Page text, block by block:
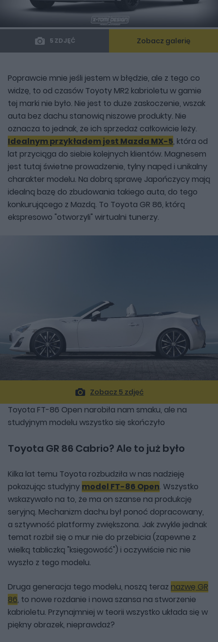
5 ZDJĘĆ Zobacz galerię
Poprawcie mnie jeśli jestem w błędzie, ale z tego co
widzę, to od czasów Toyoty MR2 kabrioletu w gamie
tej marki nie było. Nie jest to duże zaskoczenie, wszak
auta bez dachu stanowią niszowe produkty. Nie
oznacza to jednak, że ich sprzedaż całkowicie leży.
Idealnym przykładem jest Mazda MX-5, która od
lat przyciąga do siebie kolejnych klientów. Magnesem
jest tutaj świetne prowadzenie, tylny napęd i unikalny
charakter modelu. Na dobrą sprawę Japończycy mają
idealną bazę do zbudowania takiego auta, do tego
konkurującego z Mazdą. To Toyota GR 86, którą
ekspresowo "otworzyli" wirtualni tunerzy.
Zobacz 5 zdjęć
Toyota FT-86 Open narobiła nam smaku, ale na
studyjnym modelu wszystko się skończyło
Toyota GR 86 Cabrio? Ale to już było
Kilka lat temu Toyota rozbudziła w nas nadzieję
pokazując studyjny model FT-86 Open. Wszystko
wskazywało na to, że ma on szanse na produkcję
seryjną. Mechanizm dachu był ponoć dopracowany,
a sztywność platformy zwiększona. Jak zwykle jednak
temat rozbił się o mur nie do przebicia (zapewne z
wielką tabliczką "księgowość") i oczywiście nic nie
wyszło z tego modelu.
Druga generacja tego modelu, noszą teraz nazwę GR
86, to nowe rozdanie i nowa szansa na stworzenie
kabrioletu. Przynajmniej w teorii wszystko układa się w
piękny obrazek, nieprawdaż?